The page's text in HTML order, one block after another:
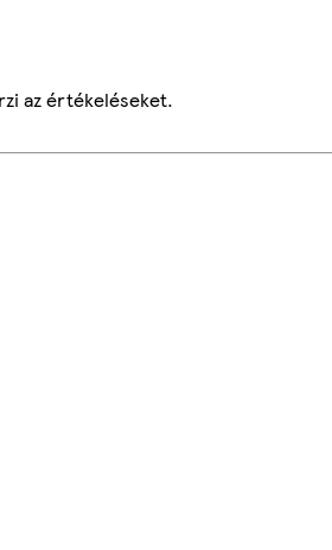
az értékeléseket.